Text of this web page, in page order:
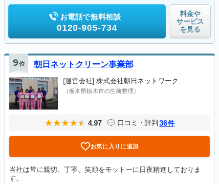
お電話で無料相談
0120-905-734
料金や
サービス
を見る
9位 朝日ネットクリーン事業部
[運営会社] 株式会社朝日ネットワーク
（栃木県栃木市の生前整理）
4.97 口コミ・評判 36件
お気に入りに追加
当社は常に親切、丁寧、笑顔をモットーに日夜精進しておりま
す。